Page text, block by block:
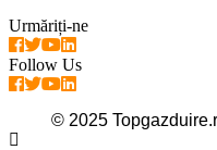
Urmăriți-ne
Follow Us
© 2025